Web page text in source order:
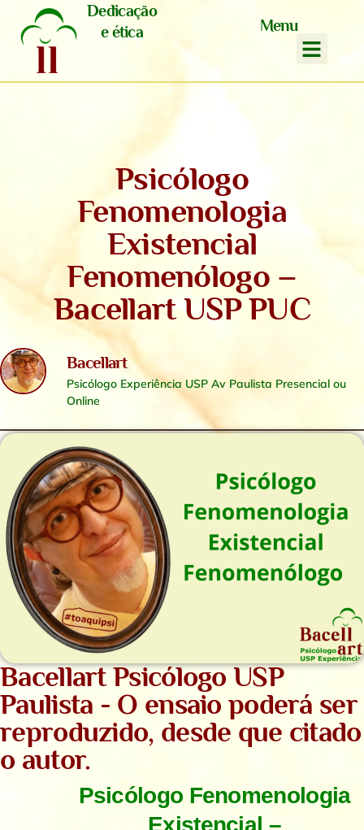
Dedicação
e ética
Menu
Psicólogo
Fenomenologia
Existencial
Fenomenólogo –
Bacellart USP PUC
Bacellart
Psicólogo Experiência USP Av Paulista Presencial ou
Online
Bacellart Psicólogo USP
Paulista - O ensaio poderá ser
reproduzido, desde que citado
o autor.
Psicólogo Fenomenologia
Existencial –